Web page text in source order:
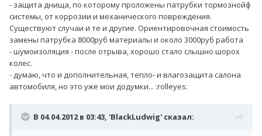
- защита днища, по которому проложены патрубки тормознойф
системы, от коррозии и механического повреждения.
Существуют случаи и те и другие. Ориентировочная стоимость
замены патрубка 8000руб материалы и около 3000руб работа
- шумоизоляция - после отрыва, хорошо стало слышно шорох
колес.
- думаю, что и дополнительная, тепло- и влагозащита салона
автомобиля, но это уже мои додумки... :rolleyes:
В 04.04.2012 в 03:43, 'BlackLudwig' сказал: